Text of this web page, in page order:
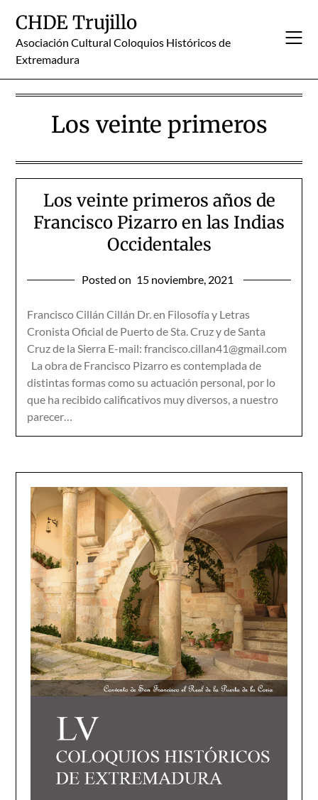
content
CHDE Trujillo
Asociación Cultural Coloquios Históricos de
Extremadura
Los veinte primeros
Los veinte primeros años de
Francisco Pizarro en las Indias
Occidentales
Posted on 15 noviembre, 2021
Francisco Cillán Cillán Dr. en Filosofía y Letras
Cronista Oficial de Puerto de Sta. Cruz y de Santa
Cruz de la Sierra E-mail: francisco.cillan41@gmail.com
La obra de Francisco Pizarro es contemplada de
distintas formas como su actuación personal, por lo
que ha recibido calificativos muy diversos, a nuestro
parecer…